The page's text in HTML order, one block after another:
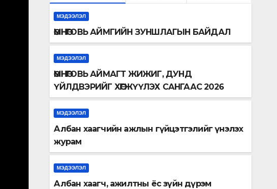
Албан хаагч, ажилтны ёс
МЭДЭЭЛЭЛ
ӨМНӨГОВЬ АЙМГИЙН ЗУНШЛАГЫН БАЙДАЛ
МЭДЭЭЛЭЛ
ӨМНӨГОВЬ АЙМАГТ ЖИЖИГ, ДУНД
ҮЙЛДВЭРИЙГ ХӨГЖҮҮЛЭХ САНГААС 2026
ОНД ХӨНГӨЛӨЛТТЭЙ ЗЭЭЛ ОЛГОХ ТӨСӨЛ ХҮЛЭЭН
АВЧ ЭХЭЛЛЭЭ.
МЭДЭЭЛЭЛ
Албан хаагчийн ажлын гүйцэтгэлийг үнэлэх
журам
МЭДЭЭЛЭЛ
Албан хаагч, ажилтны ёс зүйн дүрэм